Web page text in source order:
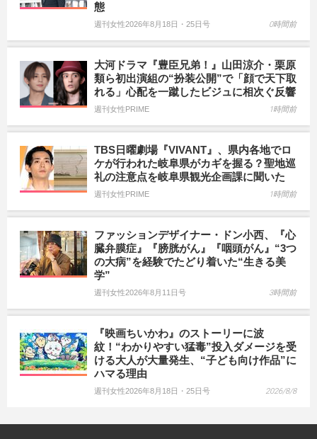
態
週刊女性2026年8月18日・25日号 0時間前
大河ドラマ『豊臣兄弟！』山田涼介・栗原
類ら初出演組の“扮装公開”で「顔で天下取
れる」心配を一蹴したビジュに相次ぐ反響
週刊女性PRIME 1時間前
TBS日曜劇場『VIVANT』、県内各地でロ
ケが行われた岐阜県がカギを握る？聖地巡
礼の注意点を岐阜県観光企画課に聞いた
週刊女性PRIME 1時間前
ファッションデザイナー・ドン小西、『心
臓弁膜症』『膀胱がん』『咽頭がん』“3つ
の大病”を経験でたどり着いた“生きる美
学”
週刊女性2026年8月11日号 3時間前
『映画ちいかわ』のストーリーに波
紋！“わかりやすい猛毒”投入ダメージを受
ける大人が大量発生、“子ども向け作品”に
ハマる理由
週刊女性2026年8月18日・25日号 2026/8/8